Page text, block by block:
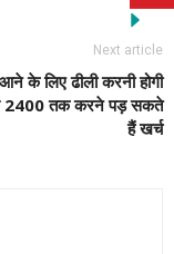
Next article
के लिए ढीली करनी होगी
तक करने पड़ सकते
हैं खर्च